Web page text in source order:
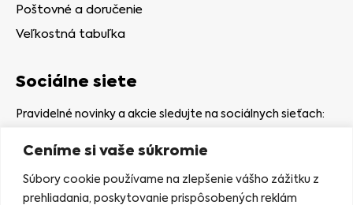
Ceníme si vaše súkromie
Súbory cookie používame na zlepšenie vášho zážitku z
prehliadania, poskytovanie prispôsobených reklám
Poštovné a doručenie
Veľkostná tabuľka
Sociálne siete
Pravidelné novinky a akcie sledujte na sociálnych sieťach: